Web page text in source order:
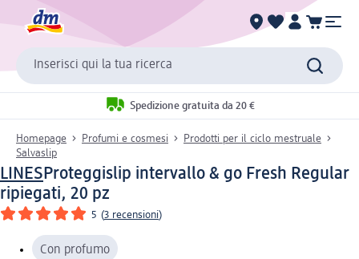
Inserisci qui la tua ricerca
Spedizione gratuita da 20 €
Homepage Profumi e cosmesi
Prodotti per il ciclo mestruale
Salvaslip
LINESProteggislip intervallo & go Fresh Regular
ripiegati, 20 pz
5 (3 recensioni)
Con profumo